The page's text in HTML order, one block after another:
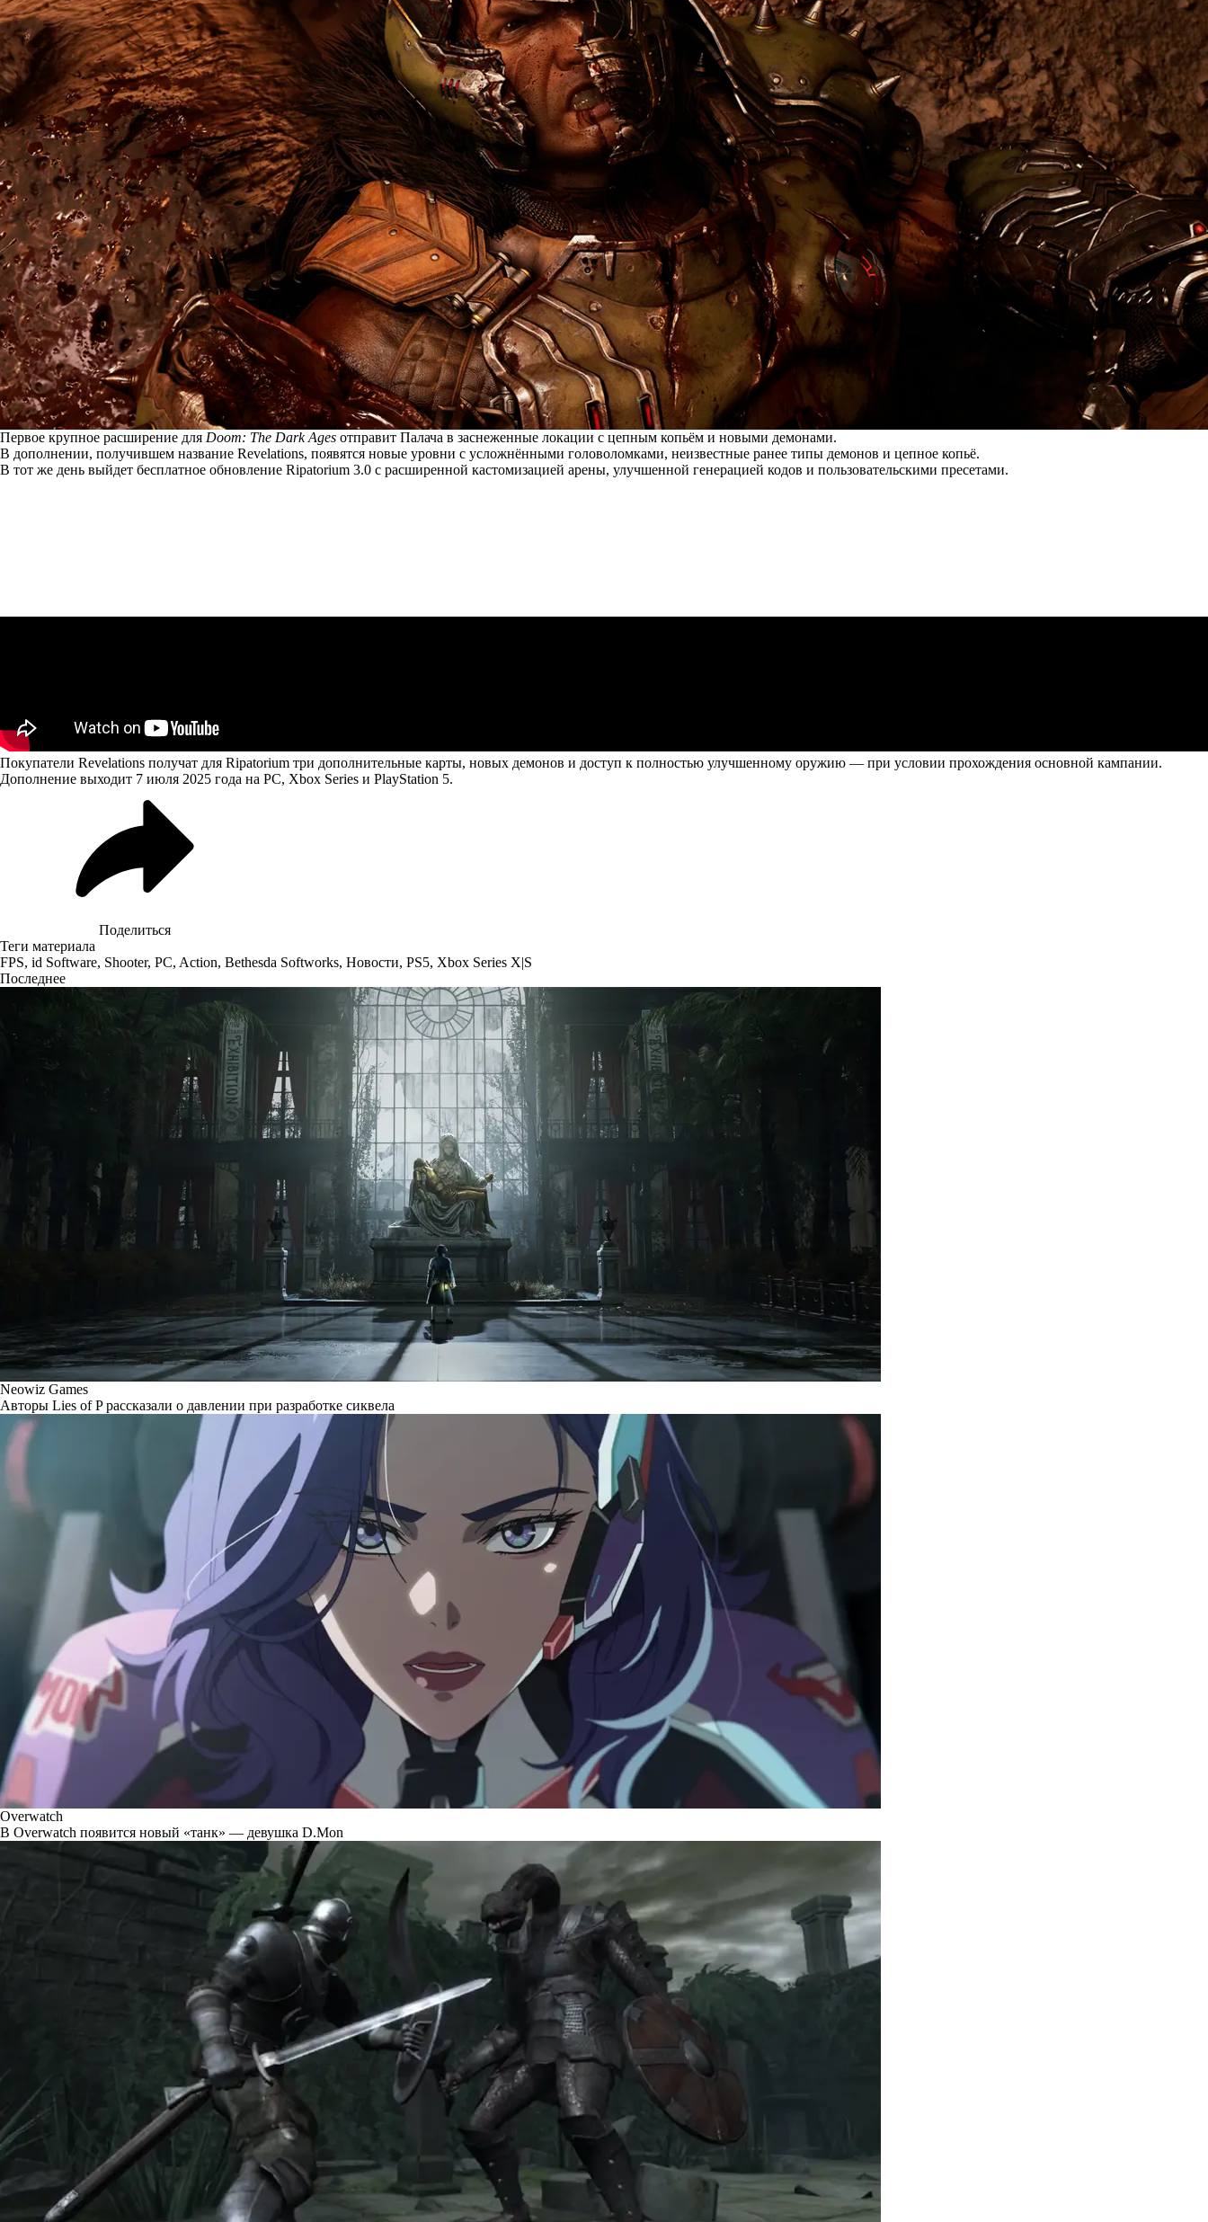
Первое крупное расширение для Doom: The Dark Ages отправит Палача в заснеженные локации с цепным копьём и новыми демонами.
В дополнении, получившем название Revelations, появятся новые уровни с усложнёнными головоломками, неизвестные ранее типы демонов и цепное копьё.
В тот же день выйдет бесплатное обновление Ripatorium 3.0 с расширенной кастомизацией арены, улучшенной генерацией кодов и пользовательскими пресетами.
Покупатели Revelations получат для Ripatorium три дополнительные карты, новых демонов и доступ к полностью улучшенному оружию — при условии прохождения основной кампании.
Дополнение выходит 7 июля 2025 года на PC, Xbox Series и PlayStation 5.
Поделиться
Теги материала
FPS, id Software, Shooter, PC, Action, Bethesda Softworks, Новости, PS5, Xbox Series X|S
Последнее
Neowiz Games
Авторы Lies of P рассказали о давлении при разработке сиквела
Overwatch
В Overwatch появится новый «танк» — девушка D.Mon